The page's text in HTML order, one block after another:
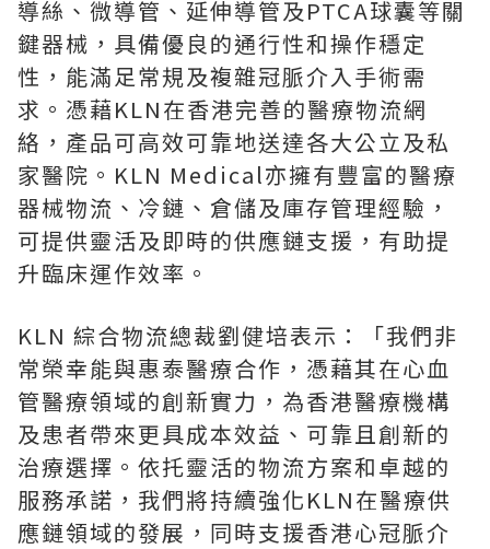
導絲、微導管、延伸導管及PTCA球囊等關
鍵器械，具備優良的通行性和操作穩定
性，能滿足常規及複雜冠脈介入手術需
求。憑藉KLN在香港完善的醫療物流網
絡，產品可高效可靠地送達各大公立及私
家醫院。KLN Medical亦擁有豐富的醫療
器械物流、冷鏈、倉儲及庫存管理經驗，
可提供靈活及即時的供應鏈支援，有助提
升臨床運作效率。
KLN 綜合物流總裁劉健培表示：「我們非
常榮幸能與惠泰醫療合作，憑藉其在心血
管醫療領域的創新實力，為香港醫療機構
及患者帶來更具成本效益、可靠且創新的
治療選擇。依托靈活的物流方案和卓越的
服務承諾，我們將持續強化KLN在醫療供
應鏈領域的發展，同時支援香港心冠脈介